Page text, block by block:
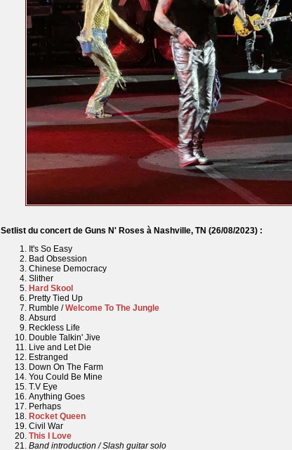
Setlist du concert de Guns N' Roses à Nashville, TN (26/08/2023) :
It's So Easy
Bad Obsession
Chinese Democracy
Slither
Hard Skool
Pretty Tied Up
Rumble /Welcome To The Jungle
Absurd
Reckless Life
Double Talkin' Jive
Live and Let Die
Estranged
Down On The Farm
You Could Be Mine
T.V Eye
Anything Goes
Perhaps
Rocket Queen
Civil War
This I Love
Band introduction / Slash guitar solo